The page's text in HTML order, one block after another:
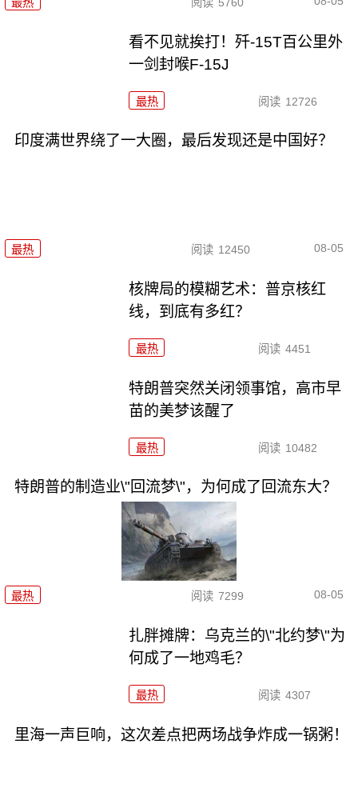
看不见就挨打！歼-15T百公里外
一剑封喉F-15J
最热 阅读 12726
印度满世界绕了一大圈，最后发现还是中国好？
最热 阅读 12450 08-05
核牌局的模糊艺术：普京核红
线，到底有多红？
最热 阅读 4451
特朗普突然关闭领事馆，高市早
苗的美梦该醒了
最热 阅读 10482
特朗普的制造业\"回流梦\"，为何成了回流东大？
最热 阅读 7299 08-05
扎胖摊牌：乌克兰的\"北约梦\"为
何成了一地鸡毛？
最热 阅读 4307
里海一声巨响，这次差点把两场战争炸成一锅粥！